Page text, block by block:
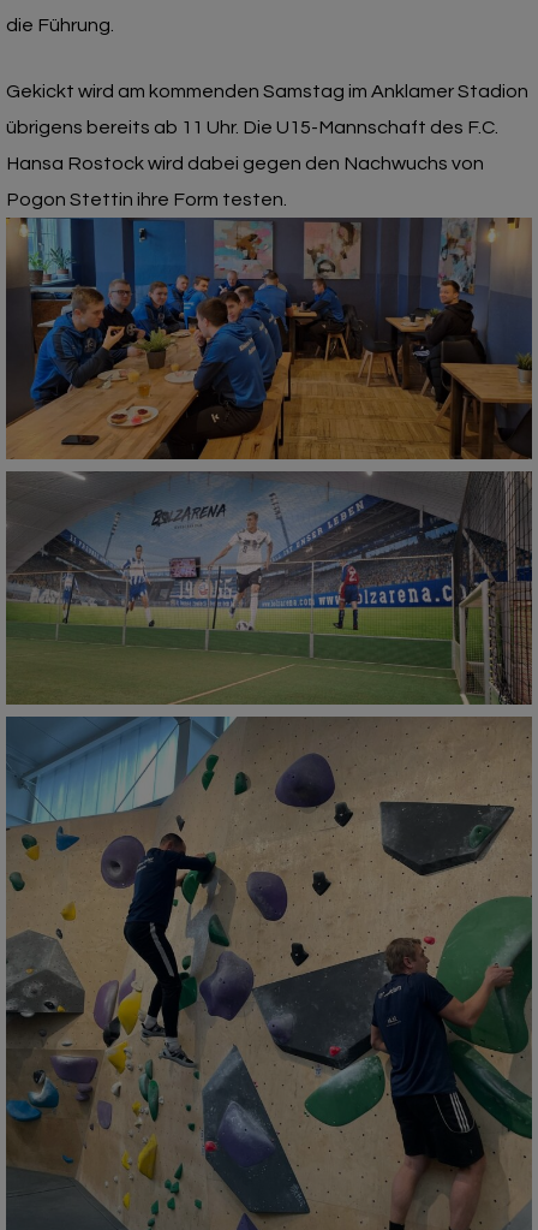
die Führung.
Gekickt wird am kommenden Samstag im Anklamer Stadion
übrigens bereits ab 11 Uhr. Die U15-Mannschaft des F.C.
Hansa Rostock wird dabei gegen den Nachwuchs von
Pogon Stettin ihre Form testen.